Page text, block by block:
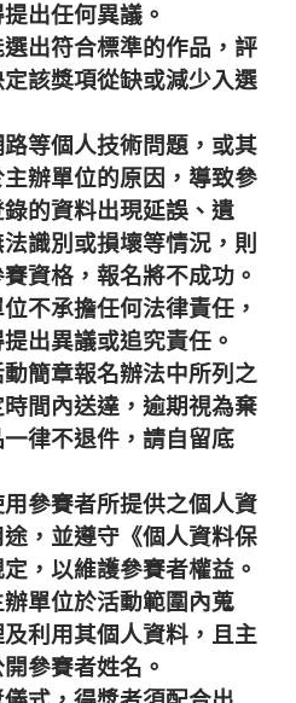
出任何異議。
出符合標準的作品，評
該獎項從缺或減少入選
等個人技術問題，或其
辦單位的原因，導致參
的資料出現延誤、遺
識別或損壞等情況，則
資格，報名將不成功。
不承擔任何法律責任，
出異議或追究責任。
簡章報名辦法中所列之
間內送達，逾期視為棄
律不退件，請自留底
參賽者所提供之個人資
，並遵守《個人資料保
，以維護參賽者權益。
單位於活動範圍內蒐
利用其個人資料，且主
參賽者姓名。